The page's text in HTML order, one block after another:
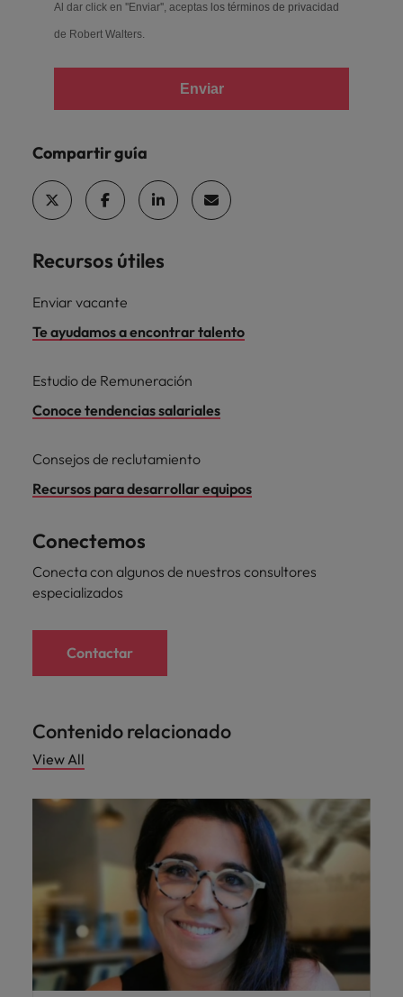
Al dar click en ''Enviar'', aceptas los términos de privacidad
de Robert Walters.
Enviar
Compartir guía
Recursos útiles
Enviar vacante
Te ayudamos a encontrar talento
Estudio de Remuneración
Conoce tendencias salariales
Consejos de reclutamiento
Recursos para desarrollar equipos
Conectemos
Conecta con algunos de nuestros consultores
especializados
Contactar
Contenido relacionado
View All